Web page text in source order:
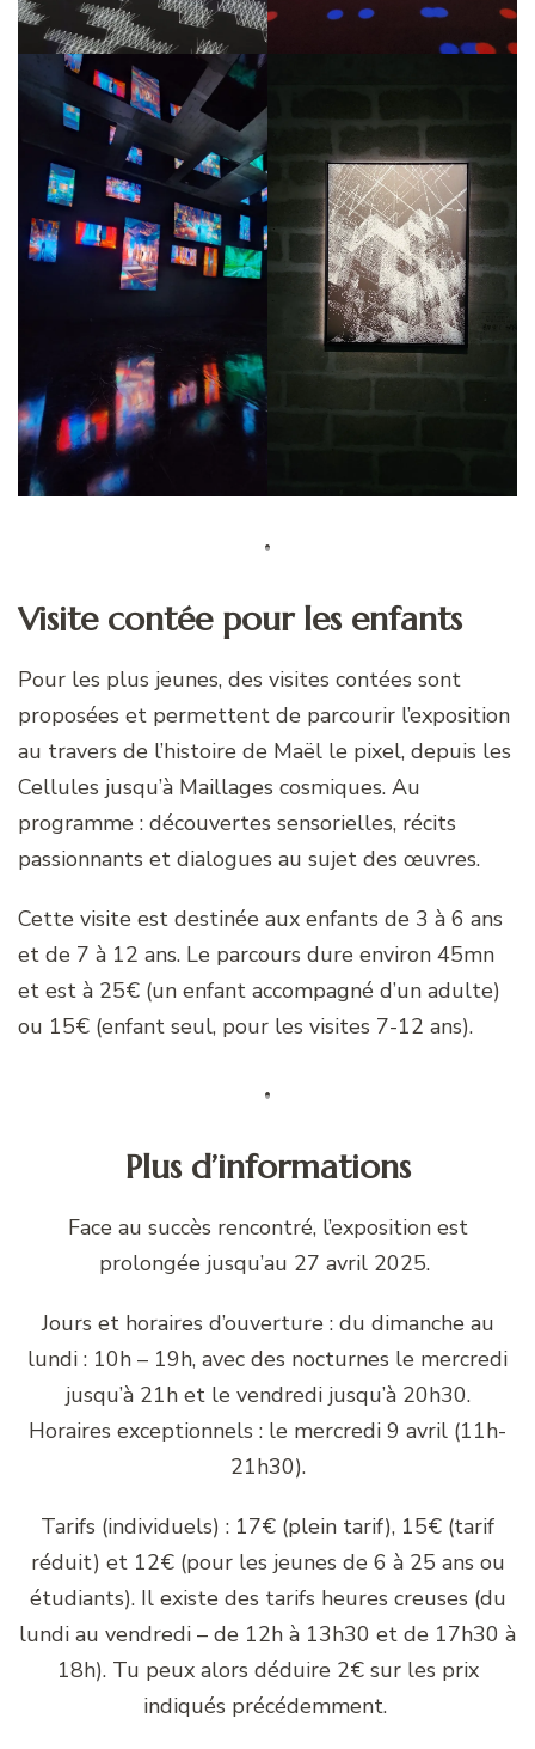
Visite contée pour les enfants
Pour les plus jeunes, des visites contées sont
proposées et permettent de parcourir l’exposition
au travers de l’histoire de Maël le pixel, depuis les
Cellules jusqu’à Maillages cosmiques. Au
programme : découvertes sensorielles, récits
passionnants et dialogues au sujet des œuvres.
Cette visite est destinée aux enfants de 3 à 6 ans
et de 7 à 12 ans. Le parcours dure environ 45mn
et est à 25€ (un enfant accompagné d’un adulte)
ou 15€ (enfant seul, pour les visites 7-12 ans).
Plus d’informations
Face au succès rencontré, l’exposition est
prolongée jusqu’au 27 avril 2025.
Jours et horaires d’ouverture : du dimanche au
lundi : 10h – 19h, avec des nocturnes le mercredi
jusqu’à 21h et le vendredi jusqu’à 20h30.
Horaires exceptionnels : le mercredi 9 avril (11h-
21h30).
Tarifs (individuels) : 17€ (plein tarif), 15€ (tarif
réduit) et 12€ (pour les jeunes de 6 à 25 ans ou
étudiants). Il existe des tarifs heures creuses (du
lundi au vendredi – de 12h à 13h30 et de 17h30 à
18h). Tu peux alors déduire 2€ sur les prix
indiqués précédemment.